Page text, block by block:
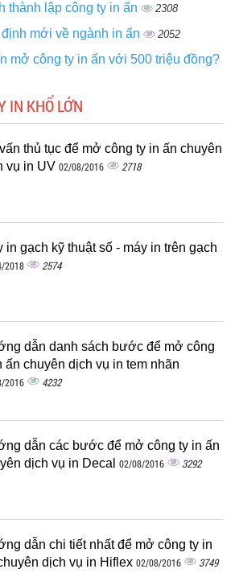
thành lập công ty in ấn 2308
mới về ngành in ấn 2052
mở công ty in ấn với 500 triệu đồng?
IN KHỔ LỚN
thủ tục để mở công ty in ấn chuyên
vụ in UV 02/08/2016 2718
in gạch kỹ thuật số - máy in trên gạch
2018 2574
dẫn danh sách bước để mở công
ấn chuyên dịch vụ in tem nhãn
2016 4232
dẫn các bước để mở công ty in ấn
dịch vụ in Decal 02/08/2016 3292
dẫn chi tiết nhất để mở công ty in
dịch vụ in Hiflex 02/08/2016 3749